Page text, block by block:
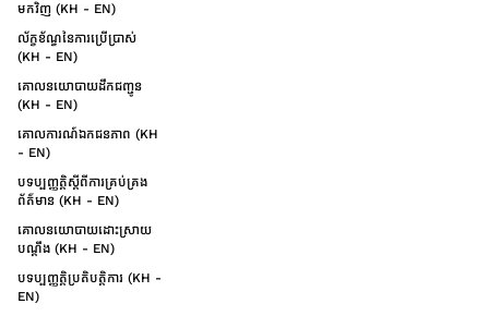
មកវិញ (KH - EN)
ល័ក្ខខ័ណ្ឌនៃការប្រើប្រាស់
(KH - EN)
គោលនយោបាយដឹកជញ្ជូន
(KH - EN)
គោលការណ៍ឯកជនភាព (KH
- EN)
បទប្បញ្ញត្តិស្តីពីការគ្រប់គ្រង
ព័ត៌មាន (KH - EN)
គោលនយោបាយដោះស្រាយ
បណ្ដឹង (KH - EN)
បទប្បញ្ញត្តិប្រតិបត្តិការ (KH -
EN)